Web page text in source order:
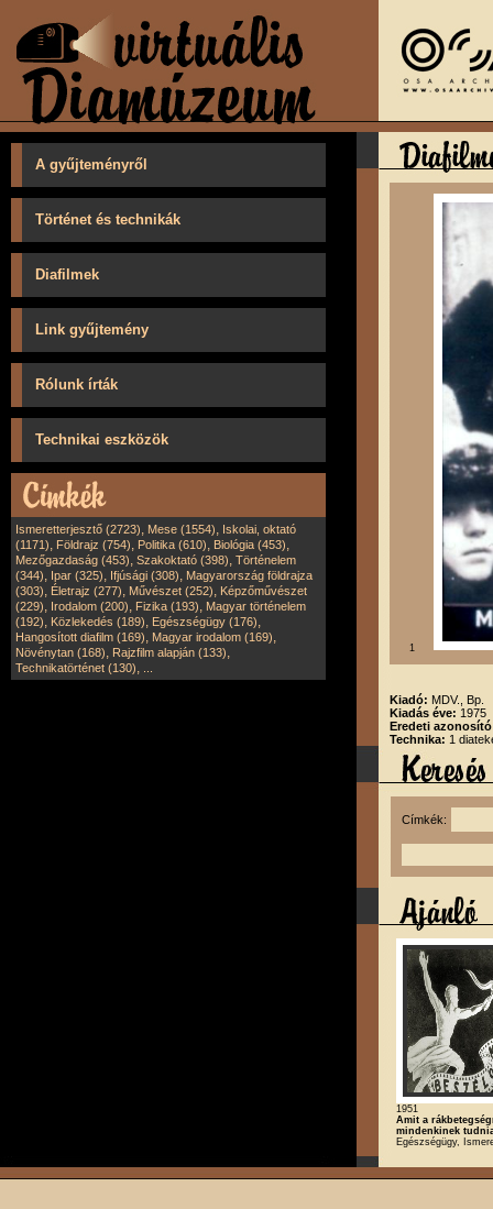
A gyűjteményről
Történet és technikák
Diafilmek
Link gyűjtemény
Rólunk írták
Technikai eszközök
Ismeretterjesztő (2723), Mese (1554), Iskolai, oktató
(1171), Földrajz (754), Politika (610), Biológia (453),
Mezőgazdaság (453), Szakoktató (398), Történelem
(344), Ipar (325), Ifjúsági (308), Magyarország földrajza
(303), Életrajz (277), Művészet (252), Képzőművészet
(229), Irodalom (200), Fizika (193), Magyar történelem
(192), Közlekedés (189), Egészségügy (176),
Hangosított diafilm (169), Magyar irodalom (169),
Növénytan (168), Rajzfilm alapján (133),
Technikatörténet (130),
1
Kiadó: MDV., Bp.
Kiadás éve: 1975
Eredeti
Technika: 1
Címkék:
1951
Amit a
mindenkinek
Egészségügy,